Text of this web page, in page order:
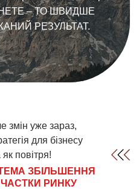
– ТО ШВИДШЕ
РЕЗУЛЬТАТ.
змін уже зараз,
для бізнесу
повітря!
ЗБІЛЬШЕННЯ
РИНКУ